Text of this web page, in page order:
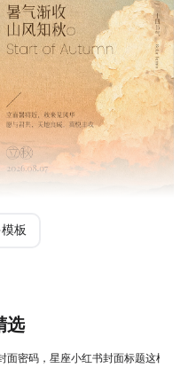
板
选
面密码，星座小红书封面标题这样写